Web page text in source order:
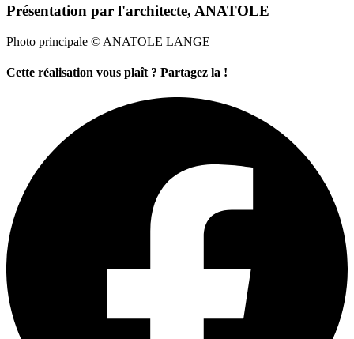
Présentation par l'architecte, ANATOLE
Photo principale © ANATOLE LANGE
Cette réalisation vous plaît ? Partagez la !